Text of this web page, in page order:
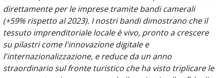
direttamente per le imprese tramite bandi camerali
(+59% rispetto al 2023). I nostri bandi dimostrano che il
tessuto imprenditoriale locale è vivo, pronto a crescere
su pilastri come l'innovazione digitale e
l'internazionalizzazione, e reduce da un anno
straordinario sul fronte turistico che ha visto triplicare le